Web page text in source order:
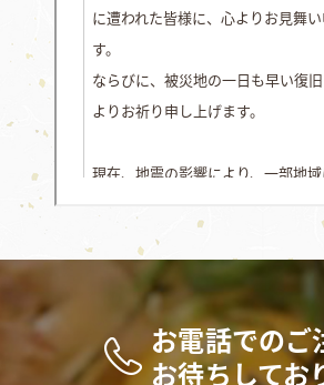
お電話でのご
お待ちしてお